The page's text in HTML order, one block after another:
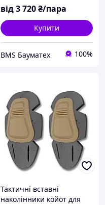
від3 720₴/пара
Купити
BMS Бауматех 100%
Тактичні вставні
наколінники койот для